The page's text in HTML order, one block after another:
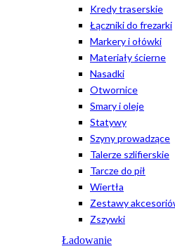
Kredy traserskie
Łączniki do frezarki
Markery i ołówki
Materiały ścierne
Nasadki
Otwornice
Smary i oleje
Statywy
Szyny prowadzące
Talerze szlifierskie
Tarcze do pił
Wiertła
Zestawy
Zszywki
Ładowanie